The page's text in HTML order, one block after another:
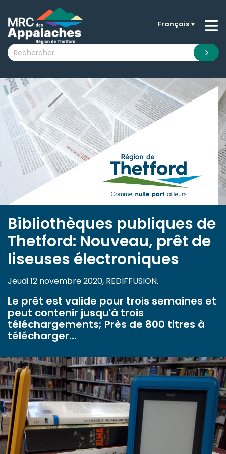
submenu (La MRC )
submenu (Citoyens )
submenu (Visiteurs )
submenu (Nouvelles )
submenu (Documentation )
Français▼
Bibliothèques publiques de
Thetford: Nouveau, prêt de
liseuses électroniques
Jeudi 12 novembre 2020, REDIFFUSION.
Le prêt est valide pour trois semaines et
peut contenir jusqu'à trois
téléchargements; Près de 800 titres à
télécharger...